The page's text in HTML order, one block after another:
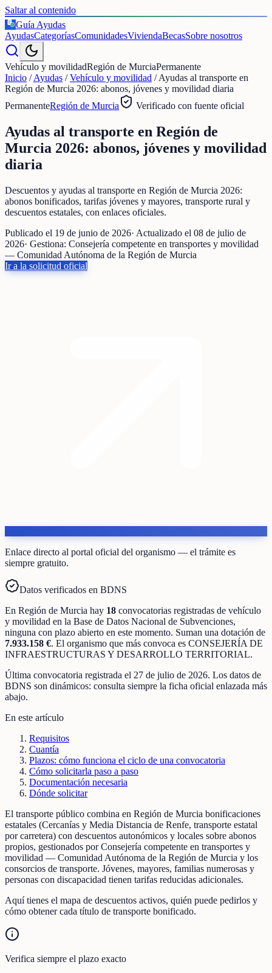
Saltar al contenido
€
Guía Ayudas
AyudasCategoríasComunidadesViviendaBecasSobre nosotros
Vehículo y movilidadRegión de MurciaPermanente
Inicio /Ayudas /Vehículo y movilidad /Ayudas al transporte en
Región de Murcia 2026: abonos, jóvenes y movilidad diaria
PermanenteRegión de Murcia Verificado con fuente oficial
Ayudas al transporte en Región de
Murcia 2026: abonos, jóvenes y movilidad
diaria
Descuentos y ayudas al transporte en Región de Murcia 2026:
abonos bonificados, tarifas jóvenes y mayores, transporte rural y
descuentos estatales, con enlaces oficiales.
Publicado el 19 de junio de 2026· Actualizado el 08 de julio de
2026· Gestiona: Consejería competente en transportes y movilidad
— Comunidad Autónoma de la Región de Murcia
Ir a la solicitud oficial
Enlace directo al portal oficial del organismo — el trámite es
siempre gratuito.
Datos verificados en BDNS
En Región de Murcia hay 18 convocatorias registradas de vehículo
y movilidad en la Base de Datos Nacional de Subvenciones,
ninguna con plazo abierto en este momento. Suman una dotación de
7.933.158 €. El organismo que más convoca es CONSEJERÍA DE
INFRAESTRUCTURAS Y DESARROLLO TERRITORIAL.
Última convocatoria registrada el 27 de julio de 2026. Los datos de
BDNS son dinámicos: consulta siempre la ficha oficial enlazada más
abajo.
En este artículo
Requisitos
Cuantía
Plazos: cómo funciona el ciclo de una convocatoria
Cómo solicitarla paso a paso
Documentación necesaria
Dónde solicitar
El transporte público combina en Región de Murcia bonificaciones
estatales (Cercanías y Media Distancia de Renfe, transporte estatal
por carretera) con descuentos autonómicos y locales sobre abonos
propios, gestionados por Consejería competente en transportes y
movilidad — Comunidad Autónoma de la Región de Murcia y los
consorcios de transporte. Jóvenes, mayores, familias numerosas y
personas con discapacidad tienen tarifas reducidas adicionales.
Aquí tienes el mapa de descuentos activos, quién puede pedirlos y
cómo obtener cada título de transporte bonificado.
Verifica siempre el plazo exacto